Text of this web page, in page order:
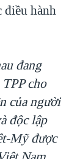
hành
đang
cho
của người
độc lập
Mỹ được